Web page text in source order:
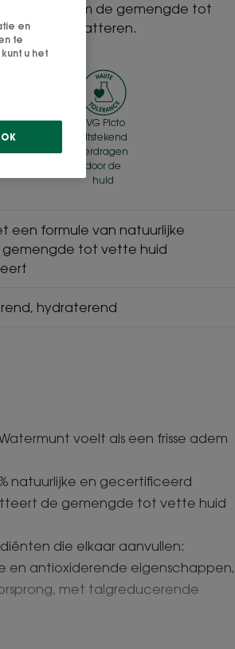
om de gemengde tot
en te matteren.
SVG Picto
in
SVG Picto
uitstekend
verdragen
door de
huid
een formule van natuurlijke
gemengde tot vette huid
hydraterend
voelt als een frisse adem
natuurlijke en gecertificeerd
de gemengde tot vette huid
die elkaar aanvullen:
en antioxiderende eigenschappen,
met talgreducerende
en
te
u het
OK